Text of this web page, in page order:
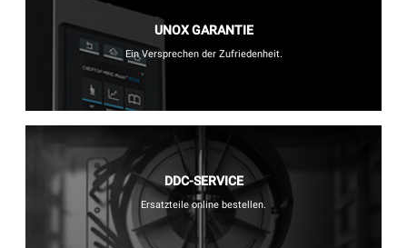
UNOX GARANTIE
Ein Versprechen der Zufriedenheit.
DDC-SERVICE
Ersatzteile online bestellen.